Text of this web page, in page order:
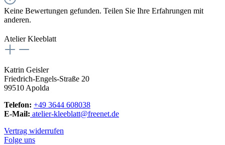
Keine Bewertungen gefunden. Teilen Sie Ihre Erfahrungen mit
anderen.
Atelier Kleeblatt
Katrin Geisler
Friedrich-Engels-Straße 20
99510 Apolda
Telefon: +49 3644 608038
E-Mail: atelier-kleeblatt@freenet.de
Vertrag widerrufen
Folge uns